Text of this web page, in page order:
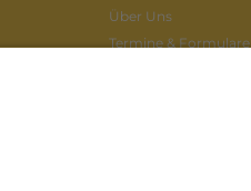
Über Uns
Termine & Formulare